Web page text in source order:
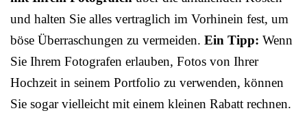
und halten Sie alles vertraglich im Vorhinein fest, um
böse Überraschungen zu vermeiden. Ein Tipp: Wenn
Sie Ihrem Fotografen erlauben, Fotos von Ihrer
Hochzeit in seinem Portfolio zu verwenden, können
Sie sogar vielleicht mit einem kleinen Rabatt rechnen.